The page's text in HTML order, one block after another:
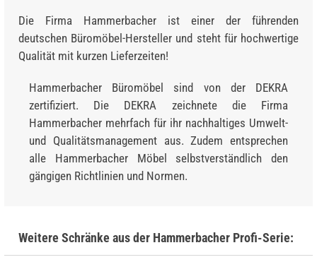
Die Firma Hammerbacher ist einer der führenden
deutschen Büromöbel-Hersteller und steht für hochwertige
Qualität mit kurzen Lieferzeiten!
Hammerbacher Büromöbel sind von der DEKRA
zertifiziert. Die DEKRA zeichnete die Firma
Hammerbacher mehrfach für ihr nachhaltiges Umwelt-
und Qualitätsmanagement aus. Zudem entsprechen
alle Hammerbacher Möbel selbstverständlich den
gängigen Richtlinien und Normen.
Weitere Schränke aus der Hammerbacher Profi-Serie: